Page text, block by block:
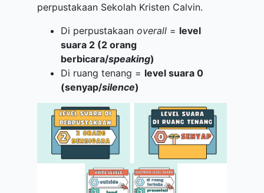
perpustakaan Sekolah Kristen Calvin.
Di perpustakaan overall = level
suara 2 (2 orang
berbicara/speaking)
Di ruang tenang = level suara 0
(senyap/silence)